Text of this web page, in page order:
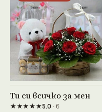
Виж продукта →
Ти си всичко за мен
★★★★★5.0· 6